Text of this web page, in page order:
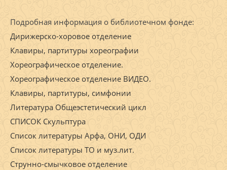
Подробная информация о библиотечном фонде:
Дирижерско-хоровое отделение
Клавиры, партитуры хореографии
Хореографическое отделение.
Хореографическое отделение ВИДЕО.
Клавиры, партитуры, симфонии
Литература Общеэстетический цикл
СПИСОК Скульптура
Список литературы Арфа, ОНИ, ОДИ
Список литературы ТО и муз.лит.
Струнно-смычковое отделение